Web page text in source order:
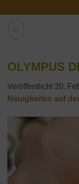
OLYMPUS
Veröffentlicht 20.
Neuigkeiten auf